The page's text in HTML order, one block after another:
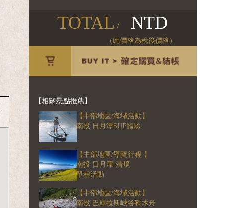
TOTAL / NTD
（此價格為稅後價格）
【相關景點推薦】
【中部地區/海域活動】
南投 日月潭SUP體驗
【中部地區/導覽行程 】
南投 日月潭-清境
單程活動
【中部地區/海域活動】
南投 巴庫拉斯峽谷獨木舟